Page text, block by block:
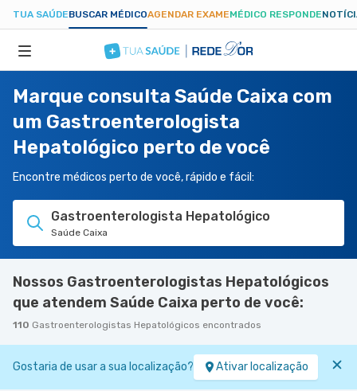
TUA SAÚDEBUSCAR MÉDICOAGENDAR EXAMEMÉDICO RESPONDE
ESPECIALIDADES
HOSPITAIS
TUASAUDE.COM
Marque consulta Saúde Caixa com
um Gastroenterologista
Hepatológico perto de você
Encontre médicos perto de você, rápido e fácil:
Gastroenterologista Hepatológico
Saúde Caixa
Nossos Gastroenterologistas Hepatológicos
que atendem Saúde Caixa perto de você:
110 Gastroenterologistas Hepatológicos encontrados
Gostaria de usar a sua localização? Ativar localização